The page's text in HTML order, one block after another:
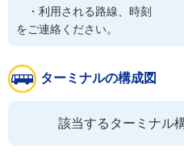
・利用される路線、時刻
をご連絡ください。
ターミナルの構成図
該当するターミナル